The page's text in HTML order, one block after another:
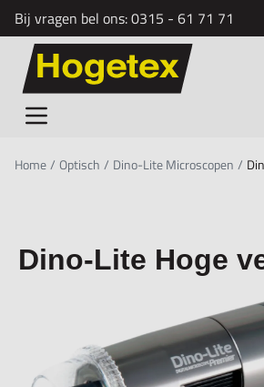
Bij vragen bel ons:0315 - 61 71 71
Ga naar de inhoud
Home/ Optisch / Dino-Lite Microscopen /
Dino-Lite Hoge